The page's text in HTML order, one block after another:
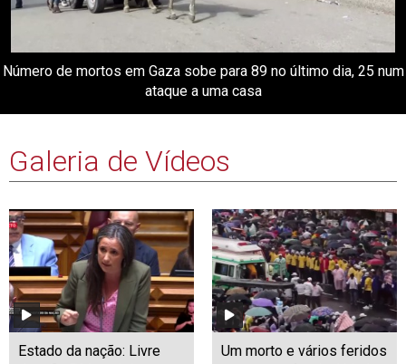
Número de mortos em Gaza sobe para 89 no último dia, 25 num
ataque a uma casa
Galeria de Vídeos
Estado da nação: Livre
Um morto e vários feridos